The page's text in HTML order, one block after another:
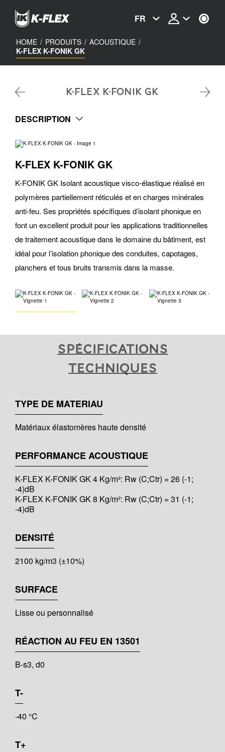
content
FR
HOME / PRODUITS / ACOUSTIQUE /
K-FLEX K-FONIK GK
K-FLEX K-FONIK GK
DESCRIPTION
K-FLEX K-FONIK GK
K-FONIK GK Isolant acoustique visco-élastique réalisé en
polymères partiellement réticulés et en charges minérales
anti-feu. Ses propriétés spécifiques d’isolant phonique en
font un excellent produit pour les applications traditionnelles
de traitement acoustique dans le domaine du bâtiment, est
idéal pour l’isolation phonique des conduites, capotages,
planchers et tous bruits transmis dans la masse.
Spécifications
techniques
TYPE DE MATERIAU
Matériaux élastomères haute densité
PERFORMANCE ACOUSTIQUE
K-FLEX K-FONIK GK 4 Kg/m²: Rw (C;Ctr) = 26 (-1;
-4)dB
K-FLEX K-FONIK GK 8 Kg/m²: Rw (C;Ctr) = 31 (-1;
-4)dB
DENSITÉ
2100 kg/m3 (±10%)
SURFACE
Lisse ou personnalisé
RÉACTION AU FEU EN 13501
B-s3, d0
T-
-40 °C
T+